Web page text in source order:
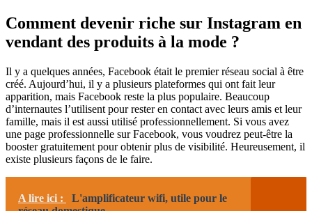
Comment devenir riche sur Instagram en
vendant des produits à la mode ?
Il y a quelques années, Facebook était le premier réseau social à être
créé. Aujourd’hui, il y a plusieurs plateformes qui ont fait leur
apparition, mais Facebook reste la plus populaire. Beaucoup
d’internautes l’utilisent pour rester en contact avec leurs amis et leur
famille, mais il est aussi utilisé professionnellement. Si vous avez
une page professionnelle sur Facebook, vous voudrez peut-être la
booster gratuitement pour obtenir plus de visibilité. Heureusement, il
existe plusieurs façons de le faire.
A lire ici :
L'amplificateur wifi, utile pour le